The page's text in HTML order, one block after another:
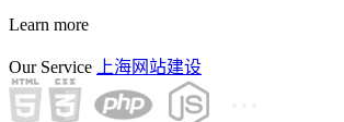
Learn more
Our Service 上海网站建设